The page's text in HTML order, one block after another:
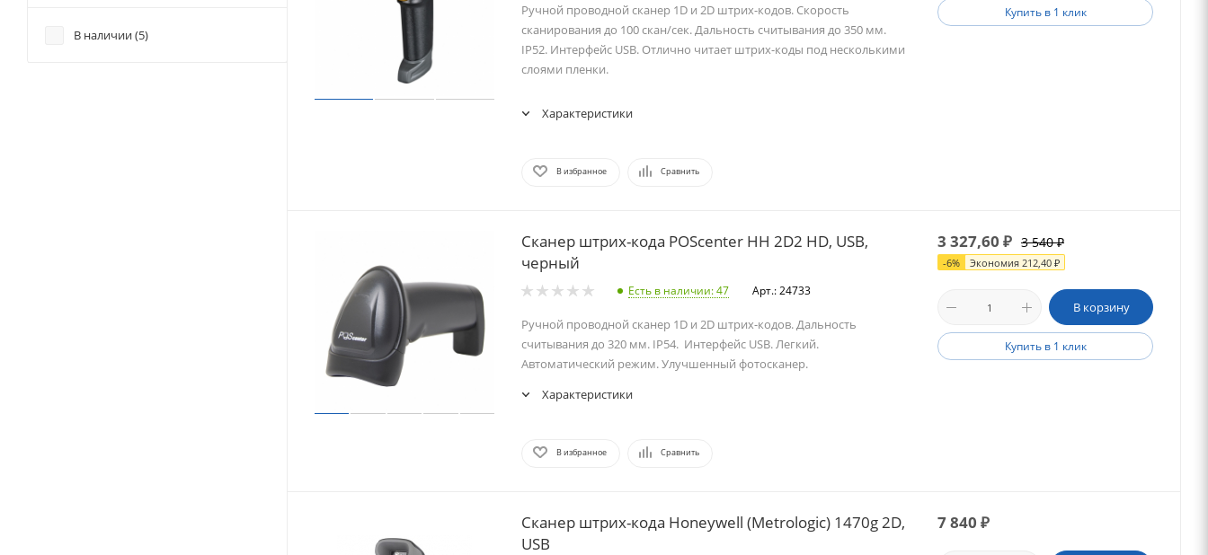
Ручной проводной сканер 1D и 2D штрих-кодов. Скорость
сканирования до 100 скан/сек. Дальность считывания до 350 мм.
IP52. Интерфейс USB. Отлично читает штрих-коды под несколькими
слоями пленки.
Характеристики
В избранное Сравнить
Купить в 1 клик
Сканер штрих-кода POScenter HH 2D2 HD, USB,
черный
Есть в наличии: 47 Арт.: 24733
Ручной проводной сканер 1D и 2D штрих-кодов. Дальность
считывания до 320 мм. IP54. Интерфейс USB. Легкий.
Автоматический режим. Улучшенный фотосканер.
Характеристики
В избранное Сравнить
3 327,60 ₽ 3 540₽
-6% Экономия 212,40 ₽
В корзину
Купить в 1 клик
Сканер штрих-кода Honeywell (Metrologic) 1470g 2D,
USB
7 840 ₽
В наличии (5)